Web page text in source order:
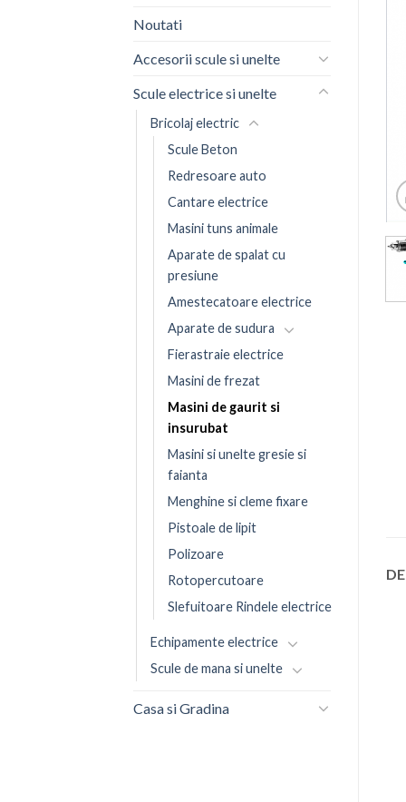
Noutati
Accesorii scule si unelte
Scule electrice si unelte
Bricolaj electric
Scule Beton
Redresoare auto
Cantare electrice
Masini tuns animale
Aparate de spalat cu
presiune
Amestecatoare electrice
Aparate de sudura
Fierastraie electrice
Masini de frezat
Masini de gaurit si
insurubat
Masini si unelte gresie si
faianta
Menghine si cleme fixare
Pistoale de lipit
Polizoare
Rotopercutoare
Slefuitoare Rindele electrice
Echipamente electrice
Scule de mana si unelte
Casa si Gradina